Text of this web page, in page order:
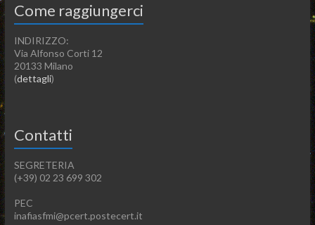
Come raggiungerci
INDIRIZZO:
Via Alfonso Corti 12
20133 Milano
(dettagli)
Contatti
SEGRETERIA
(+39) 02 23 699 302
PEC
inafiasfmi@pcert.postecert.it